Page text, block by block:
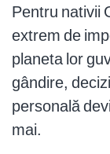
Pentru nativii
extrem de
planeta lor
gândire,
personală
mai.